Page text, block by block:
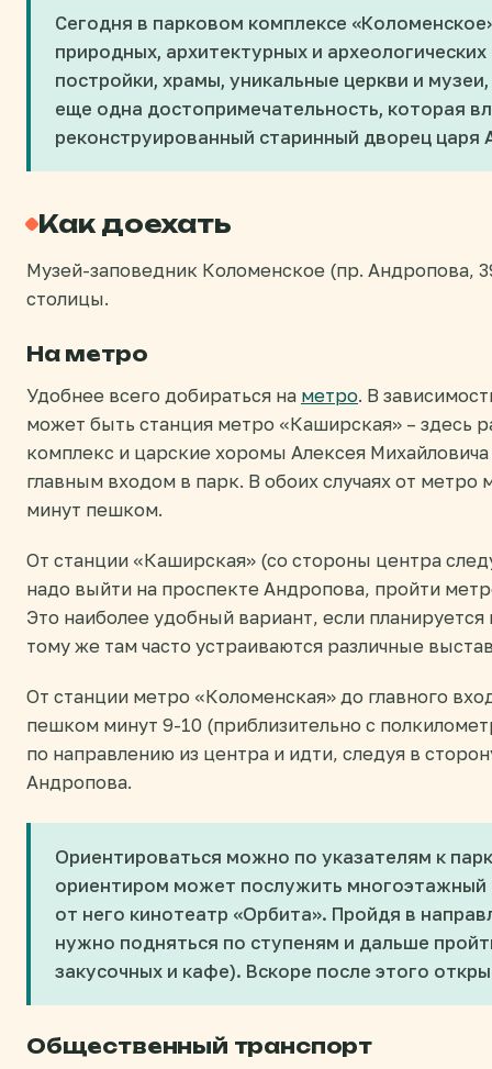
Сегодня в парковом комплексе
природных, архитектурных и
постройки, храмы, уникальные церкви и
еще одна достопримечательность, которая
реконструированный старинный дворец царя
Как доехать
Музей-заповедник Коломенское (пр. Андропова,
столицы.
На метро
Удобнее всего добираться на метро. В
может быть станция метро «Каширская» – здесь
комплекс и царские хоромы Алексея
главным входом в парк. В обоих случаях от метро
минут пешком.
От станции «Каширская» (со стороны центра
надо выйти на проспекте Андропова, пройти
Это наиболее удобный вариант, если
тому же там часто устраиваются различные
От станции метро «Коломенская» до главного
пешком минут 9-10 (приблизительно с
по направлению из центра и идти, следуя в
Андропова.
Ориентироваться можно по указателям к
ориентиром может послужить многоэтажный
от него кинотеатр «Орбита». Пройдя в
нужно подняться по ступеням и дальше
закусочных и кафе). Вскоре после этого
Общественный транспорт